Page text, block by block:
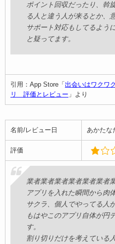
ポイント回収だったり、斡
る人と違う人が来るとか、
サポート対応もしてるよう
と疑ってます。
引用：App Store「 出会いはワクワ
リ 評価とレビュー 」より
名前/レビュー日 あかた
評価
業者業者業者業者業者業者
アプリを入れた瞬間から肉
サクラ、個人でやってる人
もはやこのアプリ自体が円
す。
割り切りだけを考えている